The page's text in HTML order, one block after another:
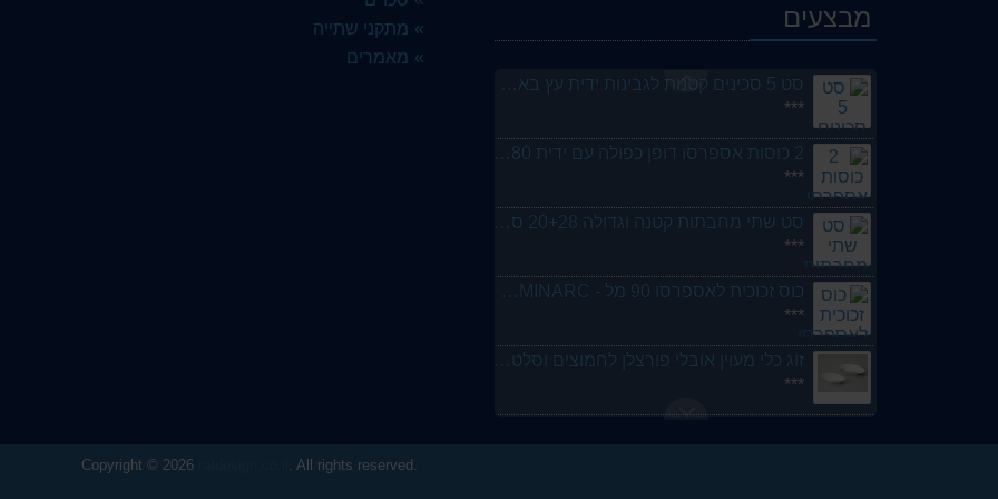
מבצעים
***
סט 5 סכינים קטנות לגבינות ידית עץ באריזת מתנה - ארקוסטיל
***
2 כוסות אספרסו דופן כפולה עם ידית 80 מ"ל
***
סט שתי מחבתות קטנה וגדולה 20+28 ס"מ ידיות בצבעים - מבית ארקוסטיל
***
כוס זכוכית לאספרסו 90 מל - LUMINARC - ארקוסטיל
***
זוג כלי מעוין אובלי פורצלן לחמוצים וסלטים פורצלן
***
מתקני שתייה
מאמרים
Copyright © 2026 . All rights reserved.